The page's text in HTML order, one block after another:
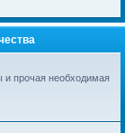
и прочая необходимая